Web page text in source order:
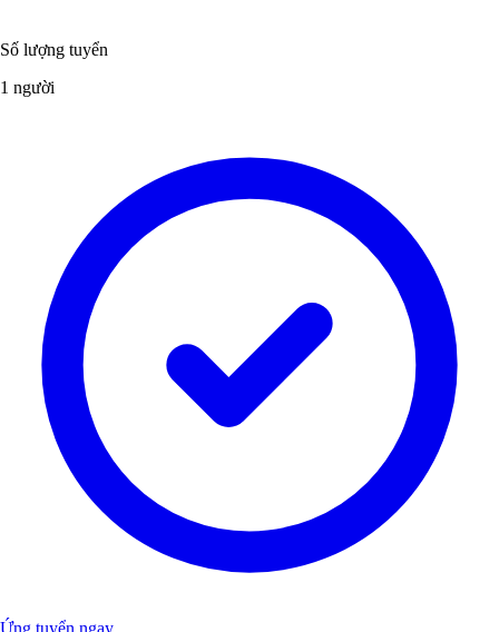
Số lượng tuyển
1 người
Ứng tuyển ngay